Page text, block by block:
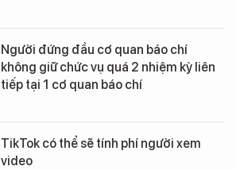
Người đứng đầu cơ quan báo chí
không giữ chức vụ quá 2 nhiệm kỳ liên
tiếp tại 1 cơ quan báo chí
TikTok có thể sẽ tính phí người xem
video